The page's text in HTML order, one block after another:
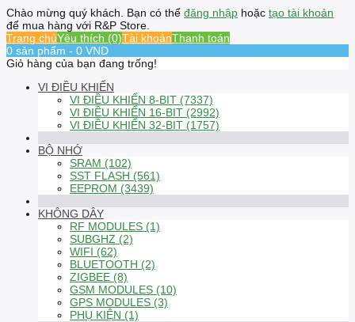
Chào mừng quý khách. Bạn có thể đăng nhập hoặc tạo tài khoản
để mua hàng với R&P Store.
Trang chủYêu thích (0)Tài khoảnThanh toán
0 sản phẩm - 0 VND
Giỏ hàng của bạn đang trống!
VI ĐIỀU KHIỂN
VI ĐIỀU KHIỂN 8-BIT (7337)
VI ĐIỀU KHIỂN 16-BIT (2992)
VI ĐIỀU KHIỂN 32-BIT (1757)
BỘ NHỚ
SRAM (102)
SST FLASH (561)
EEPROM (3439)
KHÔNG DÂY
RF MODULES (1)
SUBGHZ (2)
WIFI (62)
BLUETOOTH (2)
ZIGBEE (8)
GSM MODULES (10)
GPS MODULES (3)
PHỤ KIỆN (1)